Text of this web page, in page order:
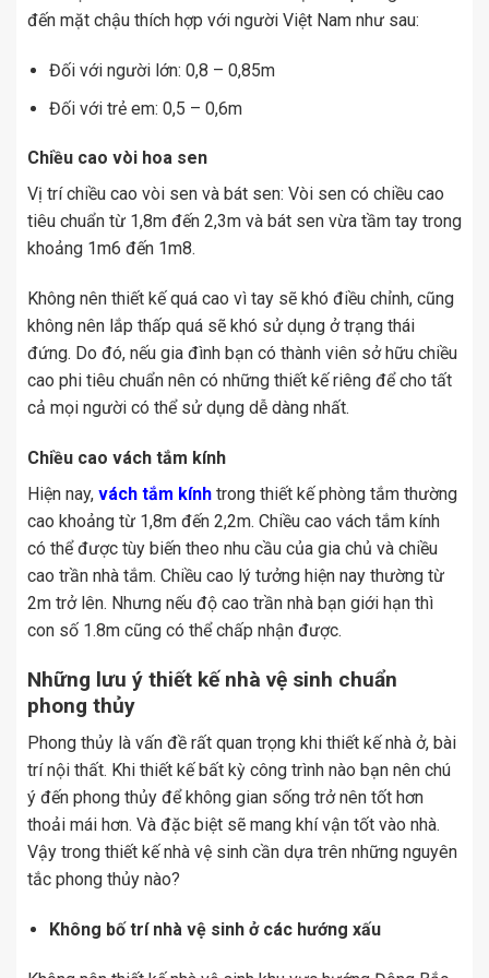
đến mặt chậu thích hợp với người Việt Nam như sau:
Đối với người lớn: 0,8 – 0,85m
Đối với trẻ em: 0,5 – 0,6m
Chiều cao vòi hoa sen
Vị trí chiều cao vòi sen và bát sen: Vòi sen có chiều cao
tiêu chuẩn từ 1,8m đến 2,3m và bát sen vừa tầm tay trong
khoảng 1m6 đến 1m8.
Không nên thiết kế quá cao vì tay sẽ khó điều chỉnh, cũng
không nên lắp thấp quá sẽ khó sử dụng ở trạng thái
đứng. Do đó, nếu gia đình bạn có thành viên sở hữu chiều
cao phi tiêu chuẩn nên có những thiết kế riêng để cho tất
cả mọi người có thể sử dụng dễ dàng nhất.
Chiều cao vách tắm kính
Hiện nay, vách tắm kính trong thiết kế phòng tắm thường
cao khoảng từ 1,8m đến 2,2m. Chiều cao vách tắm kính
có thể được tùy biến theo nhu cầu của gia chủ và chiều
cao trần nhà tắm. Chiều cao lý tưởng hiện nay thường từ
2m trở lên. Nhưng nếu độ cao trần nhà bạn giới hạn thì
con số 1.8m cũng có thể chấp nhận được.
Những lưu ý thiết kế nhà vệ sinh chuẩn
phong thủy
Phong thủy là vấn đề rất quan trọng khi thiết kế nhà ở, bài
trí nội thất. Khi thiết kế bất kỳ công trình nào bạn nên chú
ý đến phong thủy để không gian sống trở nên tốt hơn
thoải mái hơn. Và đặc biệt sẽ mang khí vận tốt vào nhà.
Vậy trong thiết kế nhà vệ sinh cần dựa trên những nguyên
tắc phong thủy nào?
Không bố trí nhà vệ sinh ở các hướng xấu